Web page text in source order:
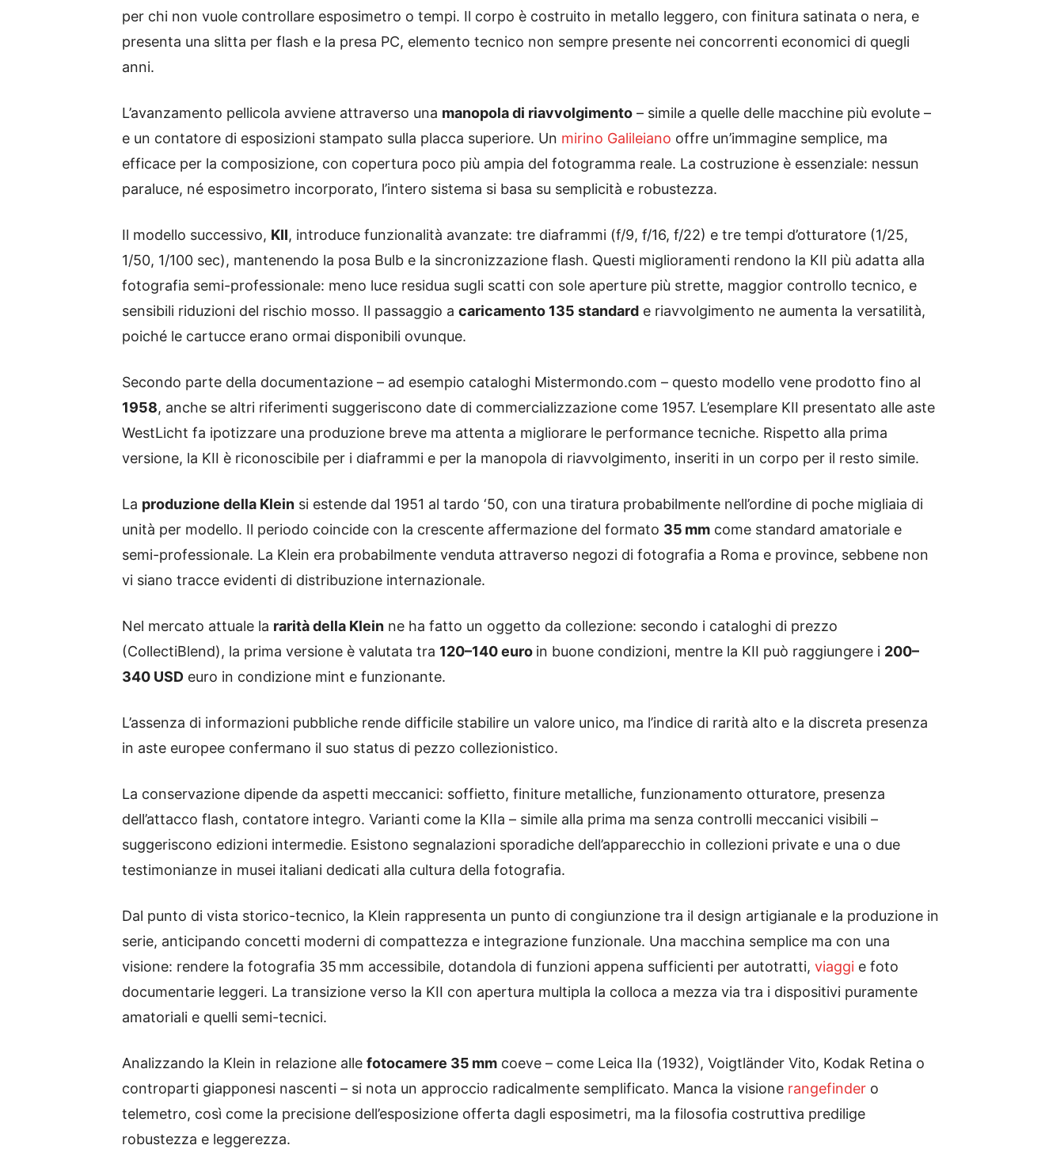
per chi non vuole controllare esposimetro o tempi. Il corpo è costruito in metallo leggero, con finitura satinata o nera, e
presenta una slitta per flash e la presa PC, elemento tecnico non sempre presente nei concorrenti economici di quegli
anni.
L’avanzamento pellicola avviene attraverso una manopola di riavvolgimento – simile a quelle delle macchine più evolute –
e un contatore di esposizioni stampato sulla placca superiore. Un mirino Galileiano offre un’immagine semplice, ma
efficace per la composizione, con copertura poco più ampia del fotogramma reale. La costruzione è essenziale: nessun
paraluce, né esposimetro incorporato, l’intero sistema si basa su semplicità e robustezza.
Il modello successivo, KII, introduce funzionalità avanzate: tre diaframmi (f/9, f/16, f/22) e tre tempi d’otturatore (1/25,
1/50, 1/100 sec), mantenendo la posa Bulb e la sincronizzazione flash. Questi miglioramenti rendono la KII più adatta alla
fotografia semi-professionale: meno luce residua sugli scatti con sole aperture più strette, maggior controllo tecnico, e
sensibili riduzioni del rischio mosso. Il passaggio a caricamento 135 standard e riavvolgimento ne aumenta la versatilità,
poiché le cartucce erano ormai disponibili ovunque.
Secondo parte della documentazione – ad esempio cataloghi Mistermondo.com – questo modello vene prodotto fino al
1958, anche se altri riferimenti suggeriscono date di commercializzazione come 1957. L’esemplare KII presentato alle aste
WestLicht fa ipotizzare una produzione breve ma attenta a migliorare le performance tecniche. Rispetto alla prima
versione, la KII è riconoscibile per i diaframmi e per la manopola di riavvolgimento, inseriti in un corpo per il resto simile.
La produzione della Klein si estende dal 1951 al tardo ‘50, con una tiratura probabilmente nell’ordine di poche migliaia di
unità per modello. Il periodo coincide con la crescente affermazione del formato 35 mm come standard amatoriale e
semi-professionale. La Klein era probabilmente venduta attraverso negozi di fotografia a Roma e province, sebbene non
vi siano tracce evidenti di distribuzione internazionale.
Nel mercato attuale la rarità della Klein ne ha fatto un oggetto da collezione: secondo i cataloghi di prezzo
(CollectiBlend), la prima versione è valutata tra 120–140 euro in buone condizioni, mentre la KII può raggiungere i 200–
340 USD euro in condizione mint e funzionante.
L’assenza di informazioni pubbliche rende difficile stabilire un valore unico, ma l’indice di rarità alto e la discreta presenza
in aste europee confermano il suo status di pezzo collezionistico.
La conservazione dipende da aspetti meccanici: soffietto, finiture metalliche, funzionamento otturatore, presenza
dell’attacco flash, contatore integro. Varianti come la KIIa – simile alla prima ma senza controlli meccanici visibili –
suggeriscono edizioni intermedie. Esistono segnalazioni sporadiche dell’apparecchio in collezioni private e una o due
testimonianze in musei italiani dedicati alla cultura della fotografia.
Dal punto di vista storico-tecnico, la Klein rappresenta un punto di congiunzione tra il design artigianale e la produzione in
serie, anticipando concetti moderni di compattezza e integrazione funzionale. Una macchina semplice ma con una
visione: rendere la fotografia 35 mm accessibile, dotandola di funzioni appena sufficienti per autotratti, viaggi e foto
documentarie leggeri. La transizione verso la KII con apertura multipla la colloca a mezza via tra i dispositivi puramente
amatoriali e quelli semi-tecnici.
Analizzando la Klein in relazione alle fotocamere 35 mm coeve – come Leica IIa (1932), Voigtländer Vito, Kodak Retina o
controparti giapponesi nascenti – si nota un approccio radicalmente semplificato. Manca la visione rangefinder o
telemetro, così come la precisione dell’esposizione offerta dagli esposimetri, ma la filosofia costruttiva predilige
robustezza e leggerezza.